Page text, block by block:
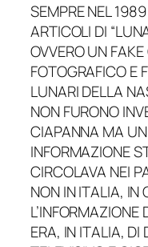
SEMPRE NEL
ARTICOLI DI
OVVERO UN
FOTOGRAFICO E
LUNARI DELLA
NON FURONO
CIAPANNA MA
INFORMAZIONE
CIRCOLAVA NEI
NON IN ITALIA, IN
ERA, IN ITALIA, DI